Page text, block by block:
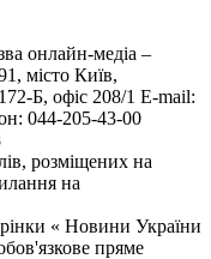
онлайн-медіа –
місто Київ,
Б, офіс 208/1 E-mail:
044-205-43-00
розміщених на
на
« Новини України
пряме